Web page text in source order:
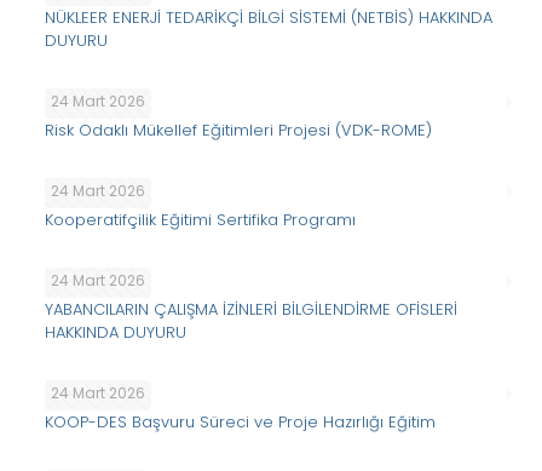
NÜKLEER ENERJİ TEDARİKÇİ BİLGİ SİSTEMİ (NETBİS) HAKKINDA
DUYURU
24 Mart 2026
Risk Odaklı Mükellef Eğitimleri Projesi (VDK-ROME)
24 Mart 2026
Kooperatifçilik Eğitimi Sertifika Programı
24 Mart 2026
YABANCILARIN ÇALIŞMA İZİNLERİ BİLGİLENDİRME OFİSLERİ
HAKKINDA DUYURU
24 Mart 2026
KOOP-DES Başvuru Süreci ve Proje Hazırlığı Eğitim